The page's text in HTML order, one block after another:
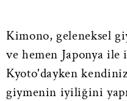
Kimono, geleneksel
ve hemen Japonya
Kyoto'dayken
giymenin iyiliğini